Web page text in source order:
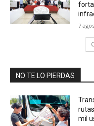
7
NO TE LO PIERDAS
mil